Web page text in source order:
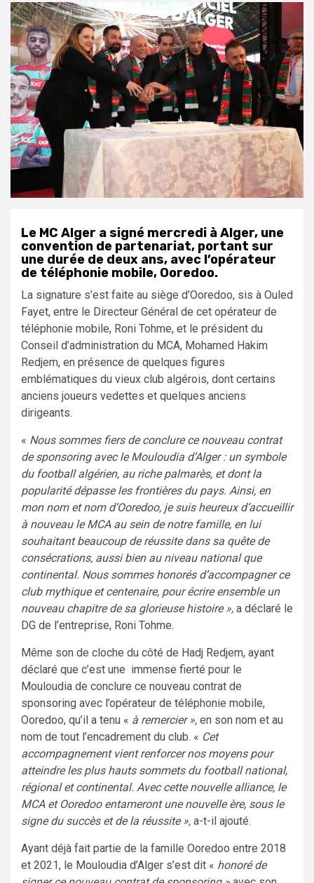
Le MC Alger a signé mercredi à Alger, une
convention de partenariat, portant sur
une durée de deux ans, avec l’opérateur
de téléphonie mobile, Ooredoo.
La signature s’est faite au siège d’Ooredoo, sis à Ouled
Fayet, entre le Directeur Général de cet opérateur de
téléphonie mobile, Roni Tohme, et le président du
Conseil d’administration du MCA, Mohamed Hakim
Redjem, en présence de quelques figures
emblématiques du vieux club algérois, dont certains
anciens joueurs vedettes et quelques anciens
dirigeants.
« Nous sommes fiers de conclure ce nouveau contrat
de sponsoring avec le Mouloudia d’Alger : un symbole
du football algérien, au riche palmarès, et dont la
popularité dépasse les frontières du pays. Ainsi, en
mon nom et nom d’Ooredoo, je suis heureux d’accueillir
à nouveau le MCA au sein de notre famille, en lui
souhaitant beaucoup de réussite dans sa quête de
consécrations, aussi bien au niveau national que
continental. Nous sommes honorés d’accompagner ce
club mythique et centenaire, pour écrire ensemble un
nouveau chapitre de sa glorieuse histoire », a déclaré le
DG de l’entreprise, Roni Tohme.
Même son de cloche du côté de Hadj Redjem, ayant
déclaré que c’est une immense fierté pour le
Mouloudia de conclure ce nouveau contrat de
sponsoring avec l’opérateur de téléphonie mobile,
Ooredoo, qu’il a tenu « à remercier », en son nom et au
nom de tout l’encadrement du club. « Cet
accompagnement vient renforcer nos moyens pour
atteindre les plus hauts sommets du football national,
régional et continental. Avec cette nouvelle alliance, le
MCA et Ooredoo entameront une nouvelle ère, sous le
signe du succès et de la réussite », a-t-il ajouté.
Ayant déjà fait partie de la famille Ooredoo entre 2018
et 2021, le Mouloudia d’Alger s’est dit « honoré de